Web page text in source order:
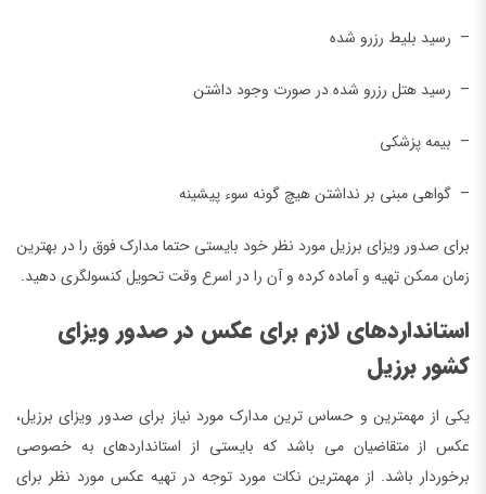
– رسید بلیط رزرو شده
– رسید هتل رزرو شده در صورت وجود داشتن
– بیمه پزشکی
– گواهی مبنی بر نداشتن هیچ گونه سوء پیشینه
برای صدور ویزای برزیل مورد نظر خود بایستی حتما مدارک فوق را در بهترین
زمان ممکن تهیه و آماده کرده و آن را در اسرع وقت تحویل کنسولگری دهید.
استانداردهای لازم برای عکس در صدور ویزای
کشور برزیل
یکی از مهمترین و حساس ترین مدارک مورد نیاز برای صدور ویزای برزیل،
عکس از متقاضیان می باشد که بایستی از استانداردهای به خصوصی
برخوردار باشد. از مهمترین نکات مورد توجه در تهیه عکس مورد نظر برای